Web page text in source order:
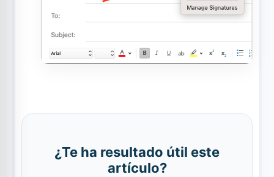
¿Te ha resultado útil este
artículo?